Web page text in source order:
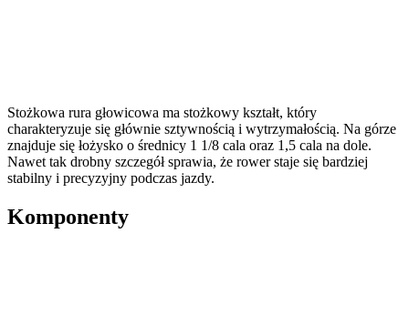
Stożkowa rura głowicowa ma stożkowy kształt, który
charakteryzuje się głównie sztywnością i wytrzymałością. Na górze
znajduje się łożysko o średnicy 1 1/8 cala oraz 1,5 cala na dole.
Nawet tak drobny szczegół sprawia, że rower staje się bardziej
stabilny i precyzyjny podczas jazdy.
Komponenty